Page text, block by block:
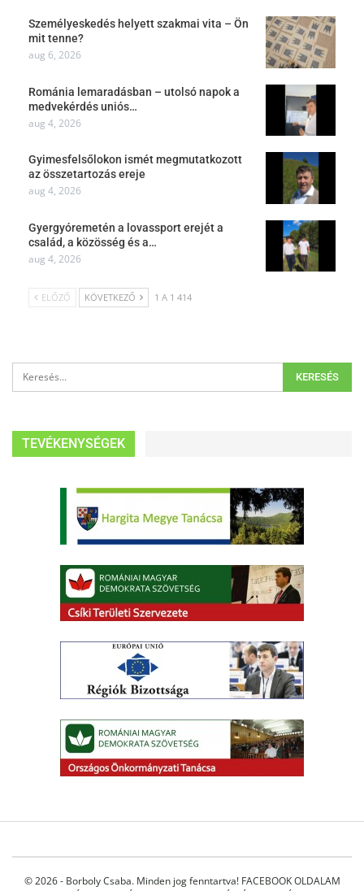
Személyeskedés helyett szakmai vita – Ön
mit tenne?
aug 6, 2026
Románia lemaradásban – utolsó napok a
medvekérdés uniós…
aug 4, 2026
Gyimesfelsőlokon ismét megmutatkozott
az összetartozás ereje
aug 4, 2026
Gyergyóremetén a lovassport erejét a
család, a közösség és a…
aug 4, 2026
ELŐZŐ KÖVETKEZŐ 1 A 1 414
TEVÉKENYSÉGEK
© 2026 - Borboly Csaba. Minden jog fenntartva! FACEBOOK OLDALAM